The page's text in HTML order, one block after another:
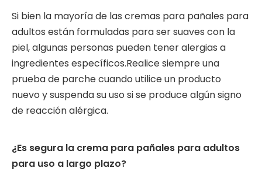
Si bien la mayoría de las cremas para pañales para
adultos están formuladas para ser suaves con la
piel, algunas personas pueden tener alergias a
ingredientes específicos.Realice siempre una
prueba de parche cuando utilice un producto
nuevo y suspenda su uso si se produce algún signo
de reacción alérgica.
¿Es segura la crema para pañales para adultos
para uso a largo plazo?